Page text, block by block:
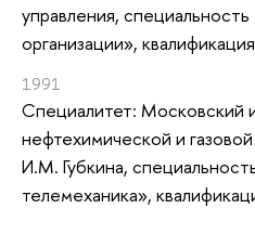
управления,
организации»,
1991
Специалитет: Московский
нефтехимической и
И.М. Губкина,
телемеханика»,